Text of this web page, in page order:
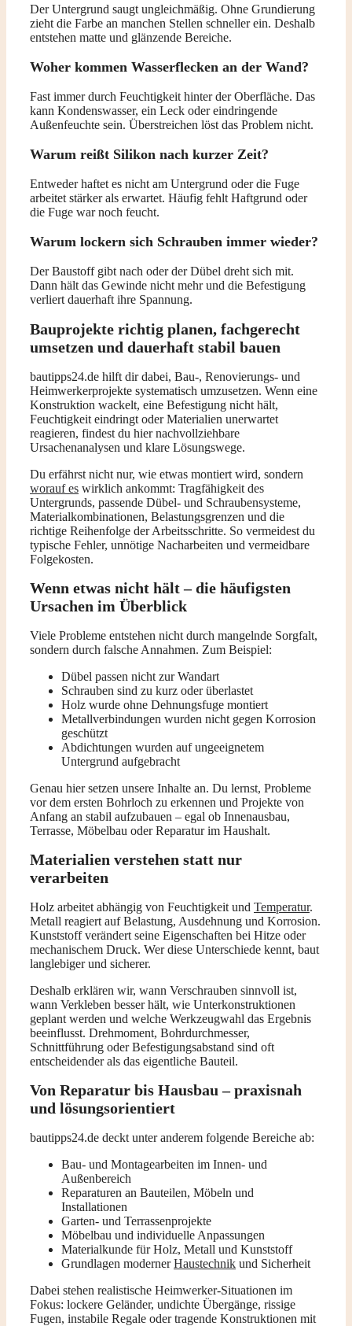
Der Untergrund saugt ungleichmäßig. Ohne Grundierung
zieht die Farbe an manchen Stellen schneller ein. Deshalb
entstehen matte und glänzende Bereiche.
Woher kommen Wasserflecken an der Wand?
Fast immer durch Feuchtigkeit hinter der Oberfläche. Das
kann Kondenswasser, ein Leck oder eindringende
Außenfeuchte sein. Überstreichen löst das Problem nicht.
Warum reißt Silikon nach kurzer Zeit?
Entweder haftet es nicht am Untergrund oder die Fuge
arbeitet stärker als erwartet. Häufig fehlt Haftgrund oder
die Fuge war noch feucht.
Warum lockern sich Schrauben immer wieder?
Der Baustoff gibt nach oder der Dübel dreht sich mit.
Dann hält das Gewinde nicht mehr und die Befestigung
verliert dauerhaft ihre Spannung.
Bauprojekte richtig planen, fachgerecht
umsetzen und dauerhaft stabil bauen
bautipps24.de hilft dir dabei, Bau-, Renovierungs- und
Heimwerkerprojekte systematisch umzusetzen. Wenn eine
Konstruktion wackelt, eine Befestigung nicht hält,
Feuchtigkeit eindringt oder Materialien unerwartet
reagieren, findest du hier nachvollziehbare
Ursachenanalysen und klare Lösungswege.
Du erfährst nicht nur, wie etwas montiert wird, sondern
worauf es wirklich ankommt: Tragfähigkeit des
Untergrunds, passende Dübel- und Schraubensysteme,
Materialkombinationen, Belastungsgrenzen und die
richtige Reihenfolge der Arbeitsschritte. So vermeidest du
typische Fehler, unnötige Nacharbeiten und vermeidbare
Folgekosten.
Wenn etwas nicht hält – die häufigsten
Ursachen im Überblick
Viele Probleme entstehen nicht durch mangelnde Sorgfalt,
sondern durch falsche Annahmen. Zum Beispiel:
Dübel passen nicht zur Wandart
Schrauben sind zu kurz oder überlastet
Holz wurde ohne Dehnungsfuge montiert
Metallverbindungen wurden nicht gegen Korrosion
geschützt
Abdichtungen wurden auf ungeeignetem
Untergrund aufgebracht
Genau hier setzen unsere Inhalte an. Du lernst, Probleme
vor dem ersten Bohrloch zu erkennen und Projekte von
Anfang an stabil aufzubauen – egal ob Innenausbau,
Terrasse, Möbelbau oder Reparatur im Haushalt.
Materialien verstehen statt nur
verarbeiten
Holz arbeitet abhängig von Feuchtigkeit und Temperatur.
Metall reagiert auf Belastung, Ausdehnung und Korrosion.
Kunststoff verändert seine Eigenschaften bei Hitze oder
mechanischem Druck. Wer diese Unterschiede kennt, baut
langlebiger und sicherer.
Deshalb erklären wir, wann Verschrauben sinnvoll ist,
wann Verkleben besser hält, wie Unterkonstruktionen
geplant werden und welche Werkzeugwahl das Ergebnis
beeinflusst. Drehmoment, Bohrdurchmesser,
Schnittführung oder Befestigungsabstand sind oft
entscheidender als das eigentliche Bauteil.
Von Reparatur bis Hausbau – praxisnah
und lösungsorientiert
bautipps24.de deckt unter anderem folgende Bereiche ab:
Bau- und Montagearbeiten im Innen- und
Außenbereich
Reparaturen an Bauteilen, Möbeln und
Installationen
Garten- und Terrassenprojekte
Möbelbau und individuelle Anpassungen
Materialkunde für Holz, Metall und Kunststoff
Grundlagen modernerHaustechnik und Sicherheit
Dabei stehen realistische Heimwerker-Situationen im
Fokus: lockere Geländer, undichte Übergänge, rissige
Fugen, instabile Regale oder tragende Konstruktionen mit